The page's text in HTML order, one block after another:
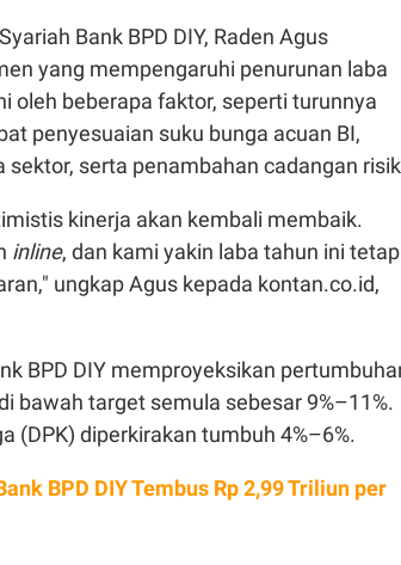
Bank BPD DIY, Raden Agus
yang mempengaruhi penurunan laba
oleh beberapa faktor, seperti turunnya
penyesuaian suku bunga acuan BI,
sektor, serta penambahan cadangan
kinerja akan kembali membaik.
inline, dan kami yakin laba tahun ini tetap
ungkap Agus kepada kontan.co.id,
BPD DIY memproyeksikan
bawah target semula sebesar 9%–11%.
(DPK) diperkirakan tumbuh 4%–6%.
BPD DIY Tembus Rp 2,99 Triliun per